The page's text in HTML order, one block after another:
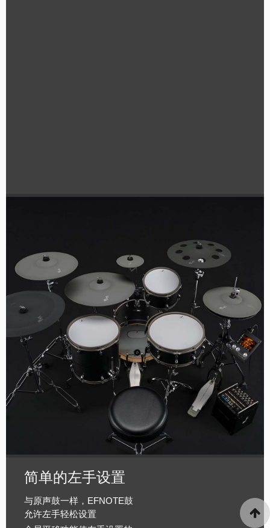
简单的左手设置
与原声鼓一样，EFNOTE鼓
允许左手轻松设置